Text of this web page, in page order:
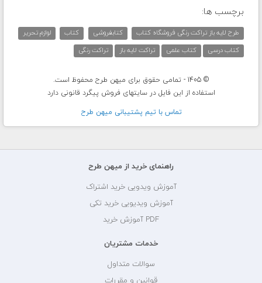
برچسب ها:
طرح لایه باز تراکت رنگی فروشگاه کتاب کتابفروشی کتاب
لوازم تحریر
کتاب درسی
کتاب علمی تراکت لایه باز تراکت رنگی
© 1405 - تمامی حقوق برای میهن طرح محفوظ است.
استفاده از این فایل در سایتهای فروش پیگرد قانونی دارد
تماس با تيم پشتيبانی ميهن طرح
راهنمای خرید از میهن طرح
آموزش ویدویی خرید اشتراک
آموزش ویدیویی خرید تکی
PDF آموزش خرید
خدمات مشتریان
سوالات متداول